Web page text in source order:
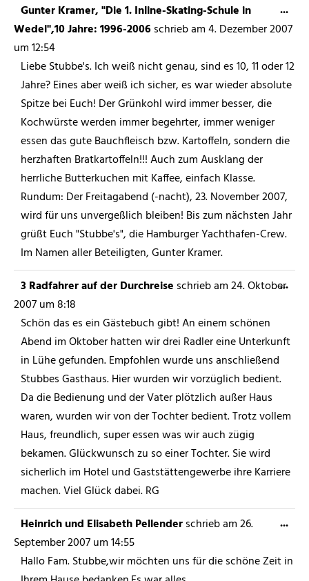
Gunter Kramer, "Die 1. Inline-Skating-Schule in
Wedel",10 Jahre: 1996-2006schrieb am4. Dezember 2007
um12:54
Liebe Stubbe's. Ich weiß nicht genau, sind es 10, 11 oder 12
Jahre? Eines aber weiß ich sicher, es war wieder absolute
Spitze bei Euch! Der Grünkohl wird immer besser, die
Kochwürste werden immer begehrter, immer weniger
essen das gute Bauchfleisch bzw. Kartoffeln, sondern die
herzhaften Bratkartoffeln!!! Auch zum Ausklang der
herrliche Butterkuchen mit Kaffee, einfach Klasse.
Rundum: Der Freitagabend (-nacht), 23. November 2007,
wird für uns unvergeßlich bleiben! Bis zum nächsten Jahr
grüßt Euch "Stubbe's", die Hamburger Yachthafen-Crew.
Im Namen aller Beteiligten, Gunter Kramer.
...
3 Radfahrer auf der Durchreise schrieb am24. Oktober
2007um8:18
Schön das es ein Gästebuch gibt! An einem schönen
Abend im Oktober hatten wir drei Radler eine Unterkunft
in Lühe gefunden. Empfohlen wurde uns anschließend
Stubbes Gasthaus. Hier wurden wir vorzüglich bedient.
Da die Bedienung und der Vater plötzlich außer Haus
waren, wurden wir von der Tochter bedient. Trotz vollem
Haus, freundlich, super essen was wir auch zügig
bekamen. Glückwunsch zu so einer Tochter. Sie wird
sicherlich im Hotel und Gaststättengewerbe ihre Karriere
machen. Viel Glück dabei. RG
...
Heinrich und Elisabeth Pellenderschrieb am26.
September 2007um14:55
Hallo Fam. Stubbe,wir möchten uns für die schöne Zeit in
...